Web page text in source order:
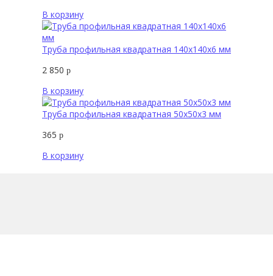
В корзину
Труба профильная квадратная 140х140х6 мм
2 850 р
В корзину
Труба профильная квадратная 50х50х3 мм
365 р
В корзину